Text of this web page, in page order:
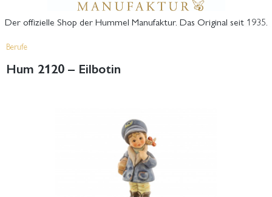
Der offizielle Shop der Hummel Manufaktur. Das Original seit 1935.
Berufe
Hum 2120 – Eilbotin